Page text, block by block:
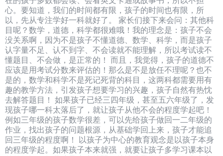
心。要知道，我们的时间都有限，孩子的时间也有限，所
以，先从专注学好一科就好了。 家长们接下来会问：其他科
目呢？数学，道德，科学都很难哦！我的理念是：孩子不会
没关系啊，因为不是孩子不懂道德、数学、科学，而是孩子
认字量不足、认不到字、不会读就不能理解，所以考试读不
懂题目、不会做，是正常的！ 而且，我觉得，孩子的道德不
应该是用考试分数来评估的！那么是不是放任不理呢？也不
是的，数学和科学不是死记死背的科目，这两科都需要用有
趣的教学方法，引发孩子想要学习的兴趣，孩子自然有热忱
去解答题目！ 如果孩子已经三四年级，甚至五六年级了，发
现孩子哪一科太落后了，就让孩子从他不会的程度学起吧！
例如三年级的孩子数学很差，可以先给孩子做回一二年级的
作业，找出孩子的问题根源，从基础学回上来，孩子才能追
回三年级的程度啊！ 以孩子为中心的教育观念是以孩子本身
的程度学起。如果孩子本来就强，就要让孩子多学习课本以